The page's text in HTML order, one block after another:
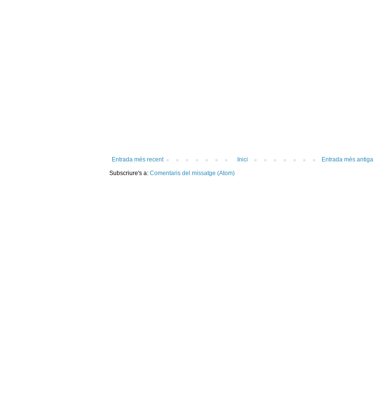
Entrada més recent Entrada més antiga
Inici
Subscriure's a: Comentaris del missatge (Atom)